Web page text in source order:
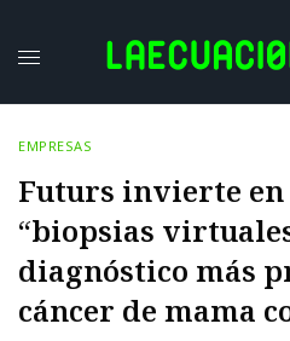
EMPRESAS
Futurs invierte
“biopsias
diagnóstico más
cáncer de mama